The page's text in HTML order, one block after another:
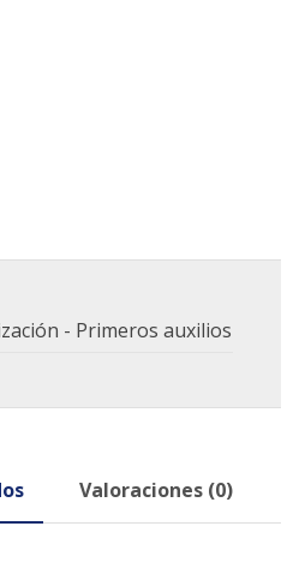
- Primeros auxilios
Valoraciones (0)